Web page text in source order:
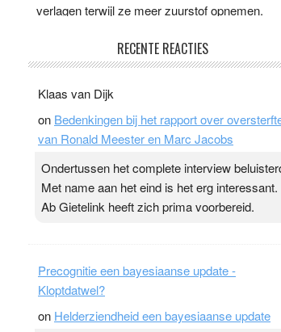
verlagen terwijl ze meer zuurstof opnemen.
gevoel ‘makkelijker te ademen’ kan goud waard
zijn. Door…Lees meer Pleisterplakkers in de
topspsort ›[...]
Ype & Ionica zijn skeptisch
. Ook in het zomernummer van Skepter zijn
Ype en Ionica weer skeptisch …[...]
RECENTE REACTIES
Klaas van Dijk
onBedenkingen bij het rapport over oversterfte
Ondertussen het complete interview beluisterd.
Met name aan het eind is het erg interessant.
Ab Gietelink heeft zich prima voorbereid.